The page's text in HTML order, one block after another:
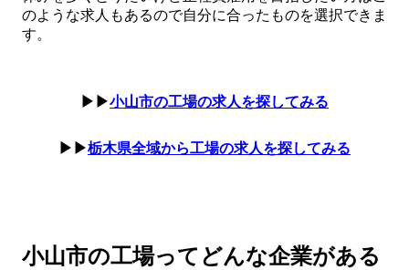
のような求人もあるので自分に合ったものを選択できま
す。
▶▶小山市の工場の求人を探してみる
▶▶栃木県全域から工場の求人を探してみる
小山市の工場ってどんな企業がある